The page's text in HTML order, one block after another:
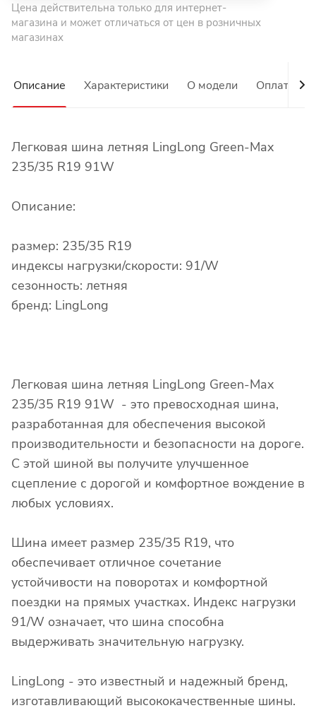
Цена действительна только для интернет-
магазина и может отличаться от цен в розничных
магазинах
Описание Характеристики О модели Оплата
Легковая шина летняя LingLong Green-Max
235/35 R19 91W
Описание:
размер: 235/35 R19
индексы нагрузки/скорости: 91/W
сезонность: летняя
бренд: LingLong
Легковая шина летняя LingLong Green-Max
235/35 R19 91W - это превосходная шина,
разработанная для обеспечения высокой
производительности и безопасности на дороге.
С этой шиной вы получите улучшенное
сцепление с дорогой и комфортное вождение в
любых условиях.
Шина имеет размер 235/35 R19, что
обеспечивает отличное сочетание
устойчивости на поворотах и комфортной
поездки на прямых участках. Индекс нагрузки
91/W означает, что шина способна
выдерживать значительную нагрузку.
LingLong - это известный и надежный бренд,
изготавливающий высококачественные шины.